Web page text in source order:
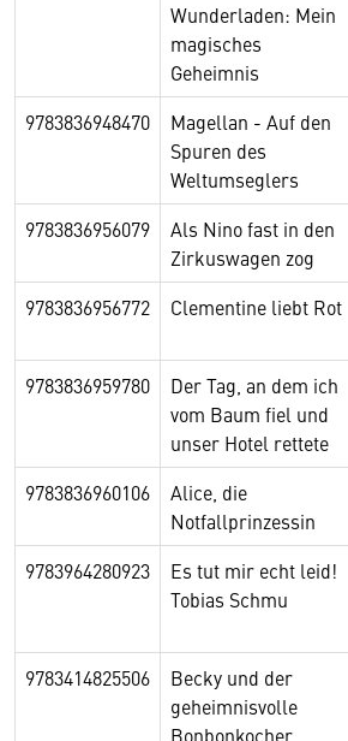
Wunderladen: Mein
magisches
Geheimnis
9783836948470
Magellan - Auf den
Spuren des
Weltumseglers
9783836956079
Als Nino fast in den
Zirkuswagen zog
9783836956772 Clementine liebt Rot
9783836959780
Der Tag, an dem ich
vom Baum fiel und
unser Hotel rettete
9783836960106
Alice, die
Notfallprinzessin
9783964280923
Es tut mir echt leid!
Tobias Schmu
9783414825506
Becky und der
geheimnisvolle
Bonbonkocher